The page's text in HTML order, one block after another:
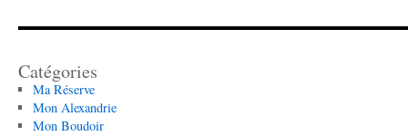
Catégories
Ma Réserve
Mon Alexandrie
Mon Boudoir